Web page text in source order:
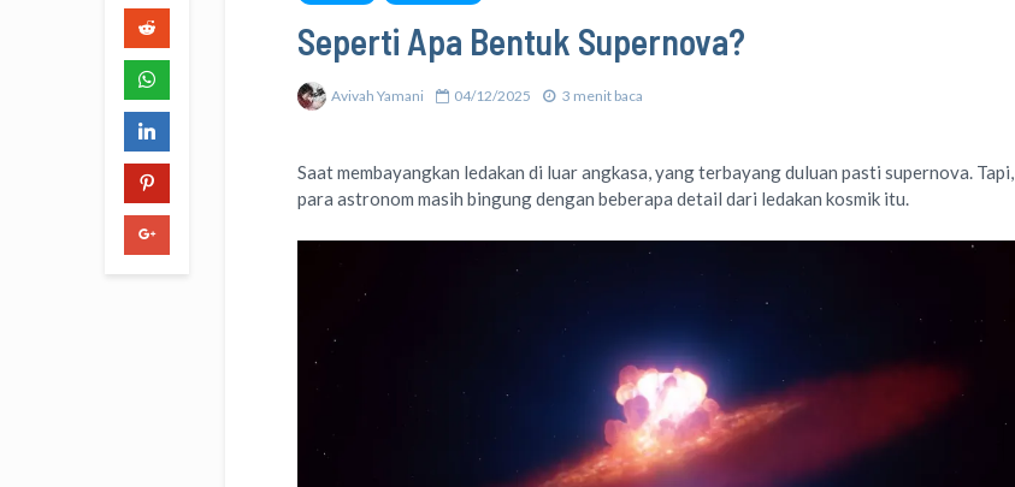
Seperti Apa Bentuk Supernova?
Avivah Yamani 04/12/2025 3 menit baca
Saat membayangkan ledakan di luar angkasa, yang terbayang duluan pasti supernova. Tapi,
para astronom masih bingung dengan beberapa detail dari ledakan kosmik itu.